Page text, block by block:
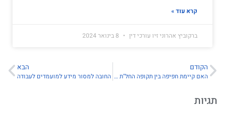
קרא עוד »
ברקוביץ אהרוני זיו עורכי דין
הקודם
האם קיימת חפיפה בין תקופה החל"ת לתקופה המוגנת של עובדת לאחר חופשת לידה?
הבא
החובה למסור מידע למועמדים לעבודה
תגיות